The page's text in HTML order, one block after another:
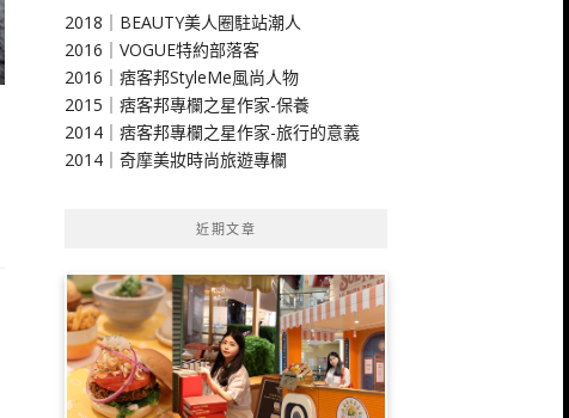
2018｜BEAUTY美人圈駐站潮人
2016｜VOGUE特約部落客
2016｜痞客邦StyleMe風尚人物
2015｜痞客邦專欄之星作家-保養
2014｜痞客邦專欄之星作家-旅行的意義
2014｜奇摩美妝時尚旅遊專欄
近期文章